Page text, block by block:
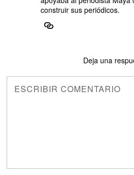
construir sus periódicos.
Deja una